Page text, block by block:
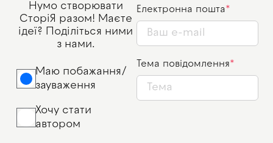
Нумо створювати
СторіЯ разом! Маєте
ідеї? Поділіться ними
з нами.
Маю побажання/
зауваження
Хочу стати
автором
Електронна пошта
Тема повідомлення